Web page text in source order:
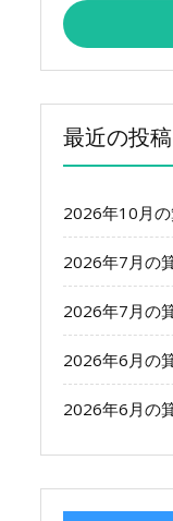
最近の投稿
2026年10月
2026年7月の
2026年7月の
2026年6月の
2026年6月の